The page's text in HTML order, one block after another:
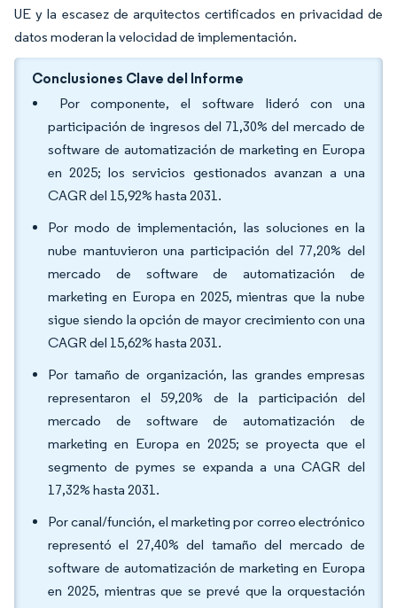
UE y la escasez de arquitectos certificados en privacidad de
datos moderan la velocidad de implementación.
Conclusiones Clave del Informe
Por componente, el software lideró con una
participación de ingresos del 71,30% del mercado de
software de automatización de marketing en Europa
en 2025; los servicios gestionados avanzan a una
CAGR del 15,92% hasta 2031.
Por modo de implementación, las soluciones en la
nube mantuvieron una participación del 77,20% del
mercado de software de automatización de
marketing en Europa en 2025, mientras que la nube
sigue siendo la opción de mayor crecimiento con una
CAGR del 15,62% hasta 2031.
Por tamaño de organización, las grandes empresas
representaron el 59,20% de la participación del
mercado de software de automatización de
marketing en Europa en 2025; se proyecta que el
segmento de pymes se expanda a una CAGR del
17,32% hasta 2031.
Por canal/función, el marketing por correo electrónico
representó el 27,40% del tamaño del mercado de
software de automatización de marketing en Europa
en 2025, mientras que se prevé que la orquestación